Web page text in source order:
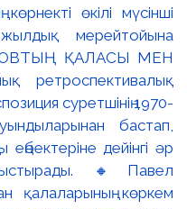
өкілі мүсінші
мерейтойына
ҚАЛАСЫ МЕН
ретроспективалық
суретшінің 1970-
бастап,
дейінгі әр
🔸Павел
қалаларының көркем